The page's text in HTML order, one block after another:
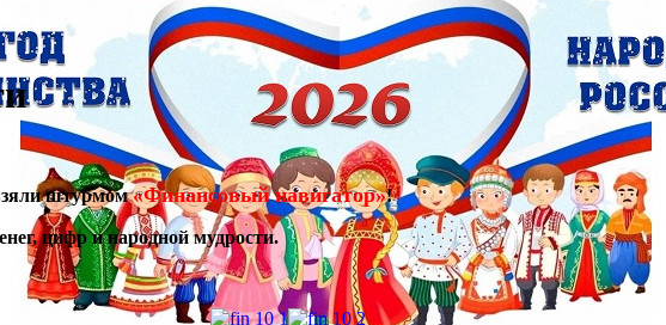
штурмом«Финансовый навигатор»!
цифр и народной мудрости.